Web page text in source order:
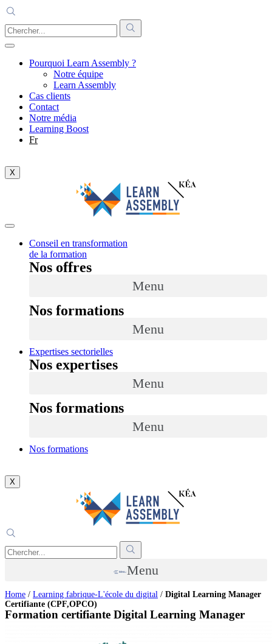
Pourquoi Learn Assembly ?
Notre équipe
Learn Assembly
Cas clients
Contact
Notre média
Learning Boost
Fr
X
Conseil en transformation
de la formation
Nos offres
Menu
Nos formations
Menu
Expertises sectorielles
Nos expertises
Menu
Nos formations
Menu
Nos formations
X
Menu
Home / Learning fabrique-L'école du digital / Digital Learning Manager
Certifiante (CPF,OPCO)
Formation certifiante Digital Learning Manager